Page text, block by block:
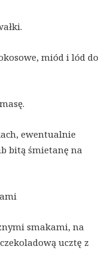
miód i lód do
ewentualnie
bitą śmietanę na
smakami, na
ucztę z